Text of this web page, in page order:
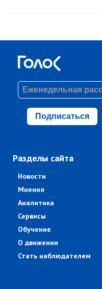
Подписаться
Разделы сайта
Новости
Мнения
Аналитика
Сервисы
Обучение
О движении
Стать наблюдателем